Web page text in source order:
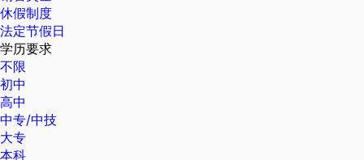
休假制度
法定节假日
学历要求
不限
初中
高中
中专/中技
大专
本科